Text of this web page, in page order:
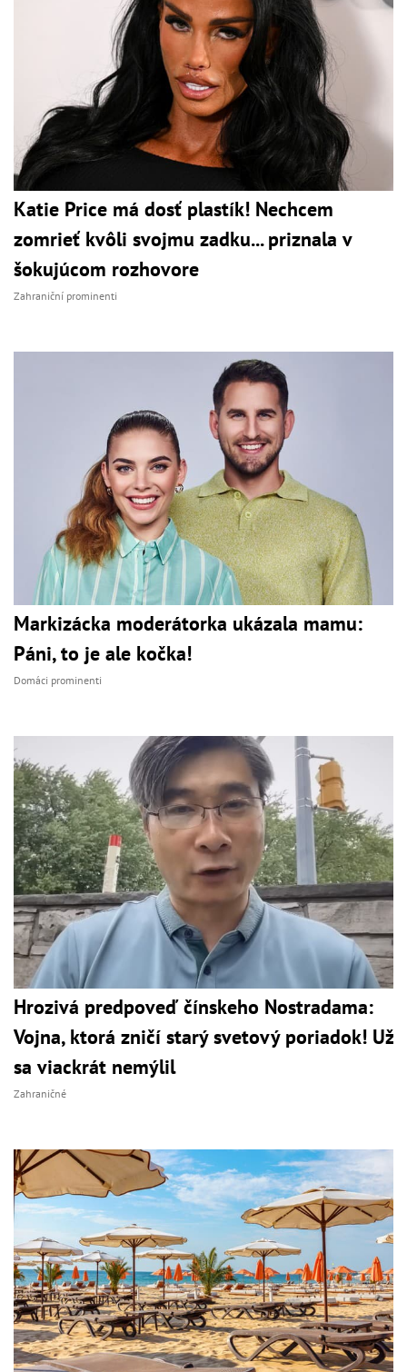
Katie Price má dosť plastík! Nechcem
zomrieť kvôli svojmu zadku... priznala v
šokujúcom rozhovore
Zahraniční prominenti
Markizácka moderátorka ukázala mamu:
Páni, to je ale kočka!
Domáci prominenti
Hrozivá predpoveď čínskeho Nostradama:
Vojna, ktorá zničí starý svetový poriadok! Už
sa viackrát nemýlil
Zahraničné